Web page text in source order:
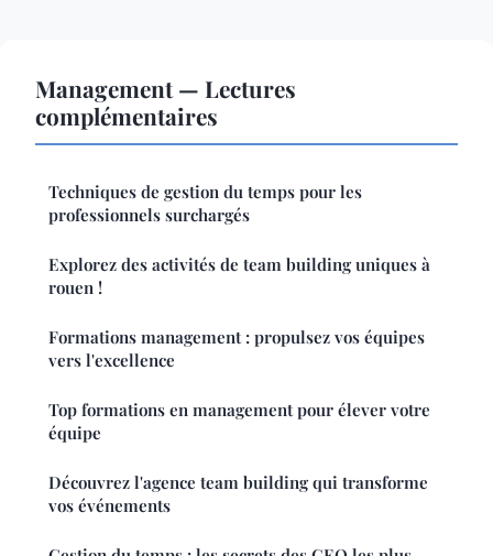
Management — Lectures
complémentaires
Techniques de gestion du temps pour les
professionnels surchargés
Explorez des activités de team building uniques à
rouen !
Formations management : propulsez vos équipes
vers l'excellence
Top formations en management pour élever votre
équipe
Découvrez l'agence team building qui transforme
vos événements